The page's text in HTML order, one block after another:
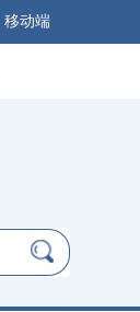
移动端